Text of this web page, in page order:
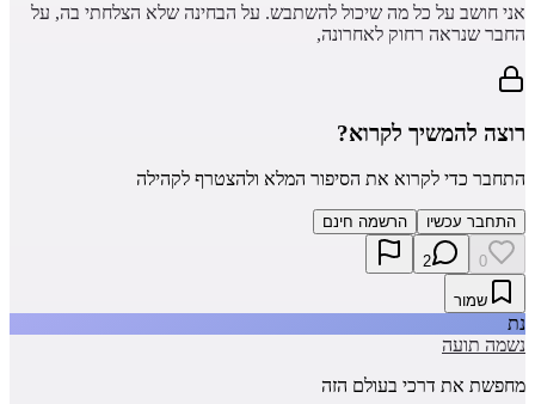
אני חושב על כל מה שיכול להשתבש. על הבחינה שלא הצלחתי בה, על
החבר שנראה רחוק לאחרונה,
רוצה להמשיך לקרוא?
התחבר כדי לקרוא את הסיפור המלא ולהצטרף לקהילה
התחבר עכשיו הרשמה חינם
0
2
שמור
נת
נשמה תועה
מחפשת את דרכי בעולם הזה